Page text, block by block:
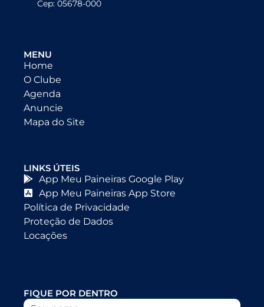
Cep: 05678-000
MENU
Home
O Clube
Agenda
Anuncie
Mapa do Site
LINKS ÚTEIS
App Meu Paineiras Google Play
App Meu Paineiras App Store
Política de Privacidade
Proteção de Dados
Locações
FIQUE POR DENTRO